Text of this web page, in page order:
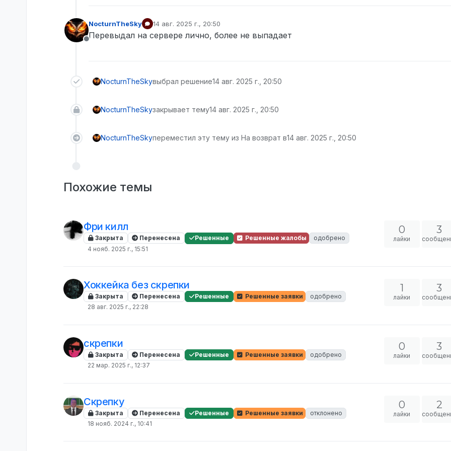
Не в сети
NocturnTheSky 14 авг. 2025 г., 20:50
отредактировано
Перевыдал на сервере лично, более не выпадает
NocturnTheSkyвыбрал решение14 авг. 2025 г., 20:50
NocturnTheSkyзакрывает тему14 авг. 2025 г., 20:50
NocturnTheSkyпереместил эту тему из На возврат в14 авг. 2025 г., 20:50
Похожие темы
Фри килл
Закрыта Перенесена Решенные Решенные жалобы
одобрено
4 нояб. 2025 г., 15:51
0
лайки
3
Хоккейка без скрепки
Закрыта Перенесена Решенные Решенные заявки
одобрено
28 авг. 2025 г., 22:28
1
лайки
3
скрепки
Закрыта Перенесена Решенные Решенные заявки
одобрено
22 мар. 2025 г., 12:37
0
лайки
3
Скрепку
Закрыта Перенесена Решенные Решенные заявки
отклонено
18 нояб. 2024 г., 10:41
0
лайки
2